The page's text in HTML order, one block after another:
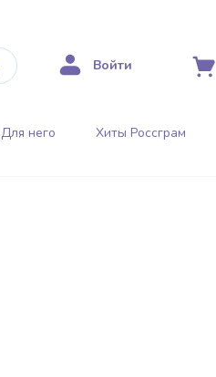
Войти
Для него Хиты Россграм